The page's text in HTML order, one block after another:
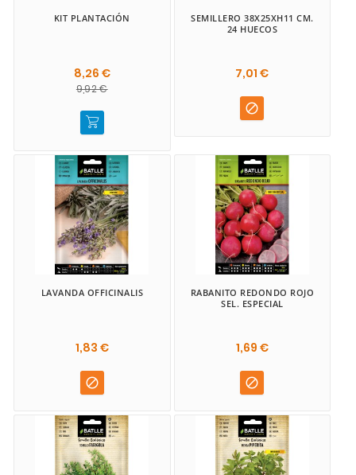
KIT PLANTACIÓN
8,26 €
9,92 €
SEMILLERO 38X25XH11 CM.
24 HUECOS
7,01 €

LAVANDA OFFICINALIS
1,83 €

RABANITO REDONDO ROJO
SEL. ESPECIAL
1,69 €
